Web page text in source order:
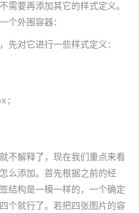
需要再添加其它的样式定义。
个外围容器：
先对它进行一些样式定义：
不解释了，现在我们重点来看
么添加。首先根据之前的经
结构是一模一样的，一个确定
个就行了。若把四张图片的容